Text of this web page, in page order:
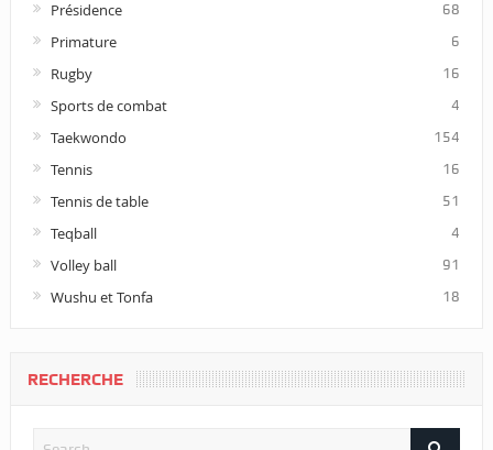
Présidence 68
Primature 6
Rugby 16
Sports de combat 4
Taekwondo 154
Tennis 16
Tennis de table 51
Teqball 4
Volley ball 91
Wushu et Tonfa 18
RECHERCHE